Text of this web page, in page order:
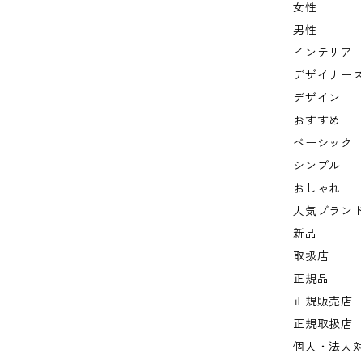
女性
男性
インテリア
デザイナー
デザイン
おすすめ
ベーシック
シンプル
おしゃれ
人気ブラン
新品
取扱店
正規品
正規販売店
正規取扱店
個人・法人